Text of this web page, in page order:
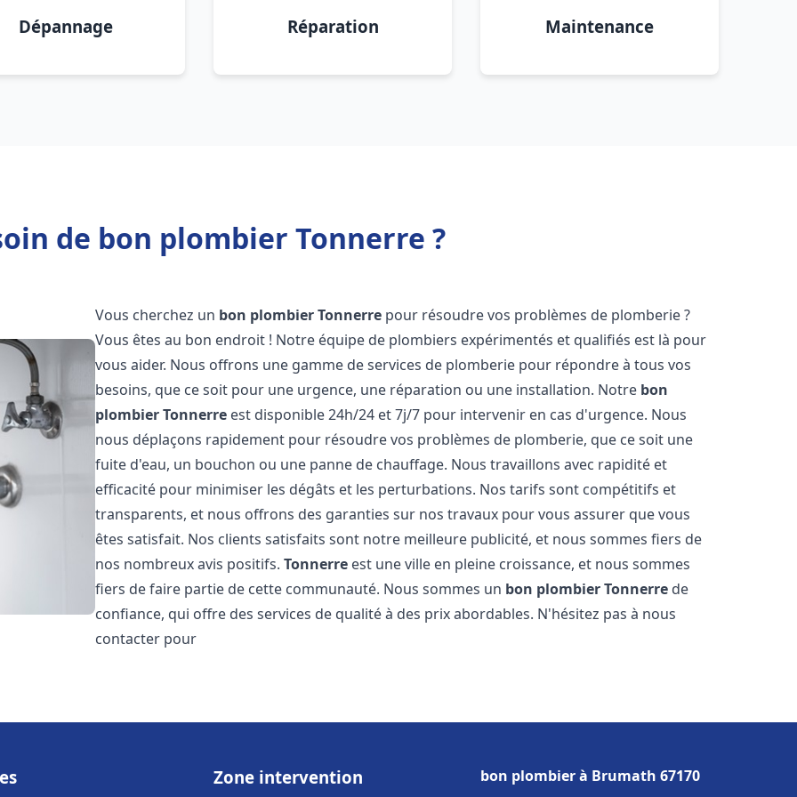
Dépannage Réparation Maintenance
de bon plombier Tonnerre ?
Vous cherchez un bon plombierTonnerre pour résoudre vos problèmes de plomberie ?
Vous êtes au bon endroit ! Notre équipe de plombiers expérimentés et qualifiés est là pour
vous aider. Nous offrons une gamme de services de plomberie pour répondre à tous vos
besoins, que ce soit pour une urgence, une réparation ou une installation. Notre bon
plombierTonnerre est disponible 24h/24 et 7j/7 pour intervenir en cas d'urgence. Nous
nous déplaçons rapidement pour résoudre vos problèmes de plomberie, que ce soit une
fuite d'eau, un bouchon ou une panne de chauffage. Nous travaillons avec rapidité et
efficacité pour minimiser les dégâts et les perturbations. Nos tarifs sont compétitifs et
transparents, et nous offrons des garanties sur nos travaux pour vous assurer que vous
êtes satisfait. Nos clients satisfaits sont notre meilleure publicité, et nous sommes fiers de
nos nombreux avis positifs.Tonnerre est une ville en pleine croissance, et nous sommes
fiers de faire partie de cette communauté. Nous sommes un bon plombierTonnerre de
confiance, qui offre des services de qualité à des prix abordables. N'hésitez pas à nous
contacter pour
Zone intervention bon plombier à Brumath 67170